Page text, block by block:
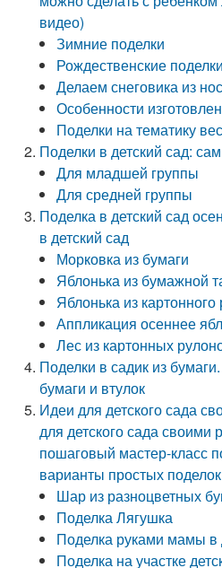
видео)
Зимние поделки
Рождественские
Делаем снеговика из
Особенности
Поделки на тематику
Поделки в детский сад:
Для младшей группы
Для средней группы
Поделка в детский сад
в детский сад
Морковка из бумаги
Яблонька из бумажной
Яблонька из картонного
Аппликация осеннее
Лес из картонных
Поделки в садик из
бумаги и втулок
Идеи для детского сада
для детского сада своими
пошаговый мастер-класс
варианты простых
Шар из разноцветных
Поделка Лягушка
Поделка руками мамы в
Поделка на участке